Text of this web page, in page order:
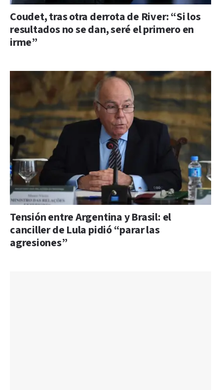
Coudet, tras otra derrota de River: “Si los
resultados no se dan, seré el primero en
irme”
Tensión entre Argentina y Brasil: el
canciller de Lula pidió “parar las
agresiones”